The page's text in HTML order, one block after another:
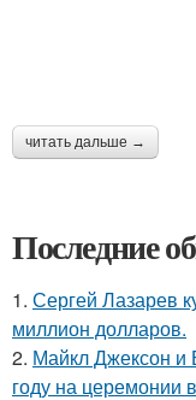
читать дальше →
Последние
1. Сергей Лазарев
миллион долларов.
2. Майкл Джексон и
году на церемонии